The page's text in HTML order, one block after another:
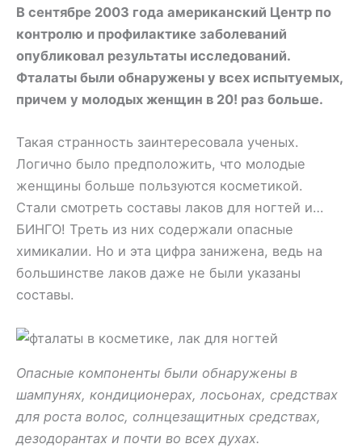
В сентябре 2003 года американский Центр по
контролю и профилактике заболеваний
опубликовал результаты исследований.
Фталаты были обнаружены у всех испытуемых,
причем у молодых женщин в 20! раз больше.
Такая странность заинтересовала ученых.
Логично было предположить, что молодые
женщины больше пользуются косметикой.
Стали смотреть составы лаков для ногтей и…
БИНГО! Треть из них содержали опасные
химикалии. Но и эта цифра занижена, ведь на
большинстве лаков даже не были указаны
составы.
Опасные компоненты были обнаружены в
шампунях, кондиционерах, лосьонах, средствах
для роста волос, солнцезащитных средствах,
дезодорантах и почти во всех духах.